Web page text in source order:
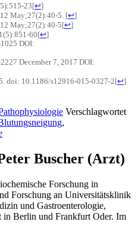
23 [↩]
May;27(2):40-5. [↩]
May;27(2):40-5 [↩]
60 [↩]
DOI:
December 7, 2017 DOI:
doi: 10.1186/s12916-015-0327-2 [↩]
Verschlagwortet
,
Buscher (Arzt)
Forschung in
Forschung an Universitätsklinik
und Gastroenterologie,
Berlin und Frankfurt Oder. Im